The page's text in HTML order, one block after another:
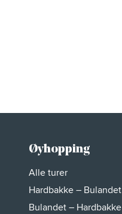
Øyhopping
Alle turer
Hardbakke – Bulandet
Bulandet – Hardbakke